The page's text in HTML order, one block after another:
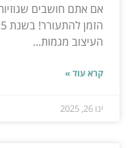
אם אתם חושבים
העיצוב מגמות...
קרא עוד »
ינו 26, 2025